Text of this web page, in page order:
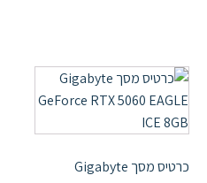
כרטיס מסך Gigabyte